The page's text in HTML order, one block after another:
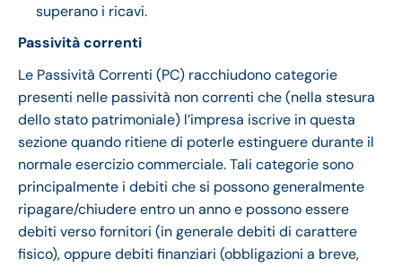
superano i ricavi.
Passività correnti
Le Passività Correnti (PC) racchiudono categorie
presenti nelle passività non correnti che (nella stesura
dello stato patrimoniale) l’impresa iscrive in questa
sezione quando ritiene di poterle estinguere durante il
normale esercizio commerciale. Tali categorie sono
principalmente i debiti che si possono generalmente
ripagare/chiudere entro un anno e possono essere
debiti verso fornitori (in generale debiti di carattere
fisico), oppure debiti finanziari (obbligazioni a breve,